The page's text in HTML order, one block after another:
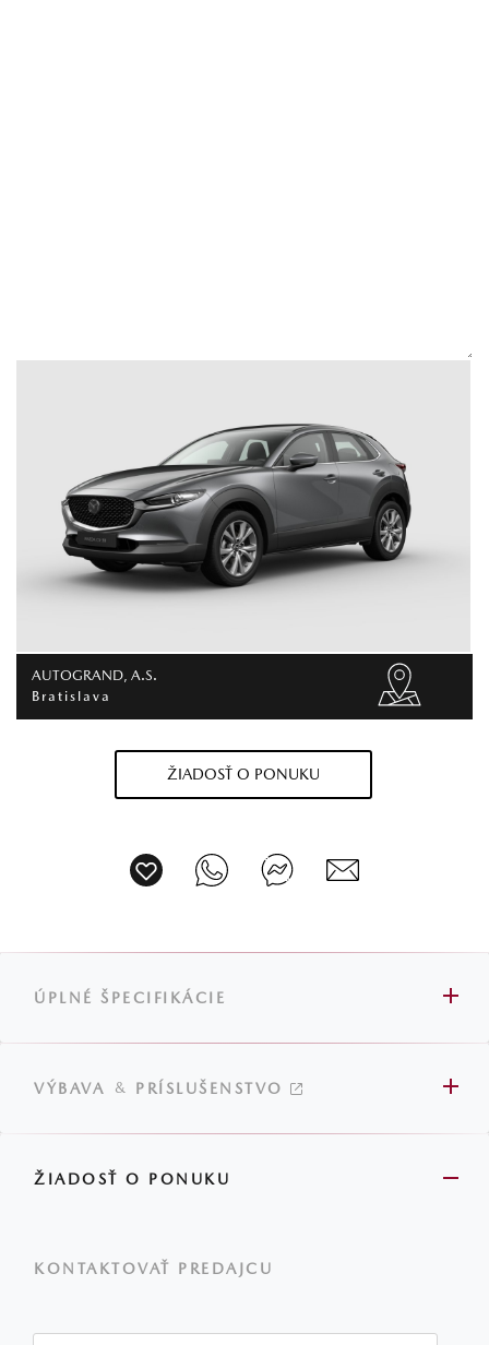
AUTOGRAND, A.S.
Bratislava
ŽIADOSŤ O PONUKU
ÚPLNÉ ŠPECIFIKÁCIE
VÝBAVA & PRÍSLUŠENSTVO
ŽIADOSŤ O PONUKU
KONTAKTOVAŤ PREDAJCU